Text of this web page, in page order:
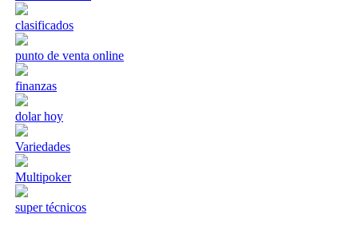
clasificados
punto de venta online
finanzas
dolar hoy
Variedades
Multipoker
super técnicos